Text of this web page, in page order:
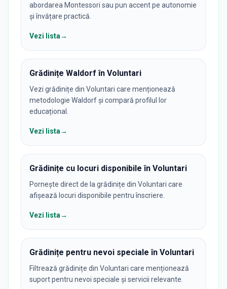
abordarea Montessori sau pun accent pe autonomie
și învățare practică.
Vezi lista→
Grădinițe Waldorf în Voluntari
Vezi grădinițe din Voluntari care menționează
metodologie Waldorf și compară profilul lor
educațional.
Vezi lista→
Grădinițe cu locuri disponibile în Voluntari
Pornește direct de la grădinițe din Voluntari care
afișează locuri disponibile pentru înscriere.
Vezi lista→
Grădinițe pentru nevoi speciale în Voluntari
Filtrează grădinițe din Voluntari care menționează
suport pentru nevoi speciale și servicii relevante.